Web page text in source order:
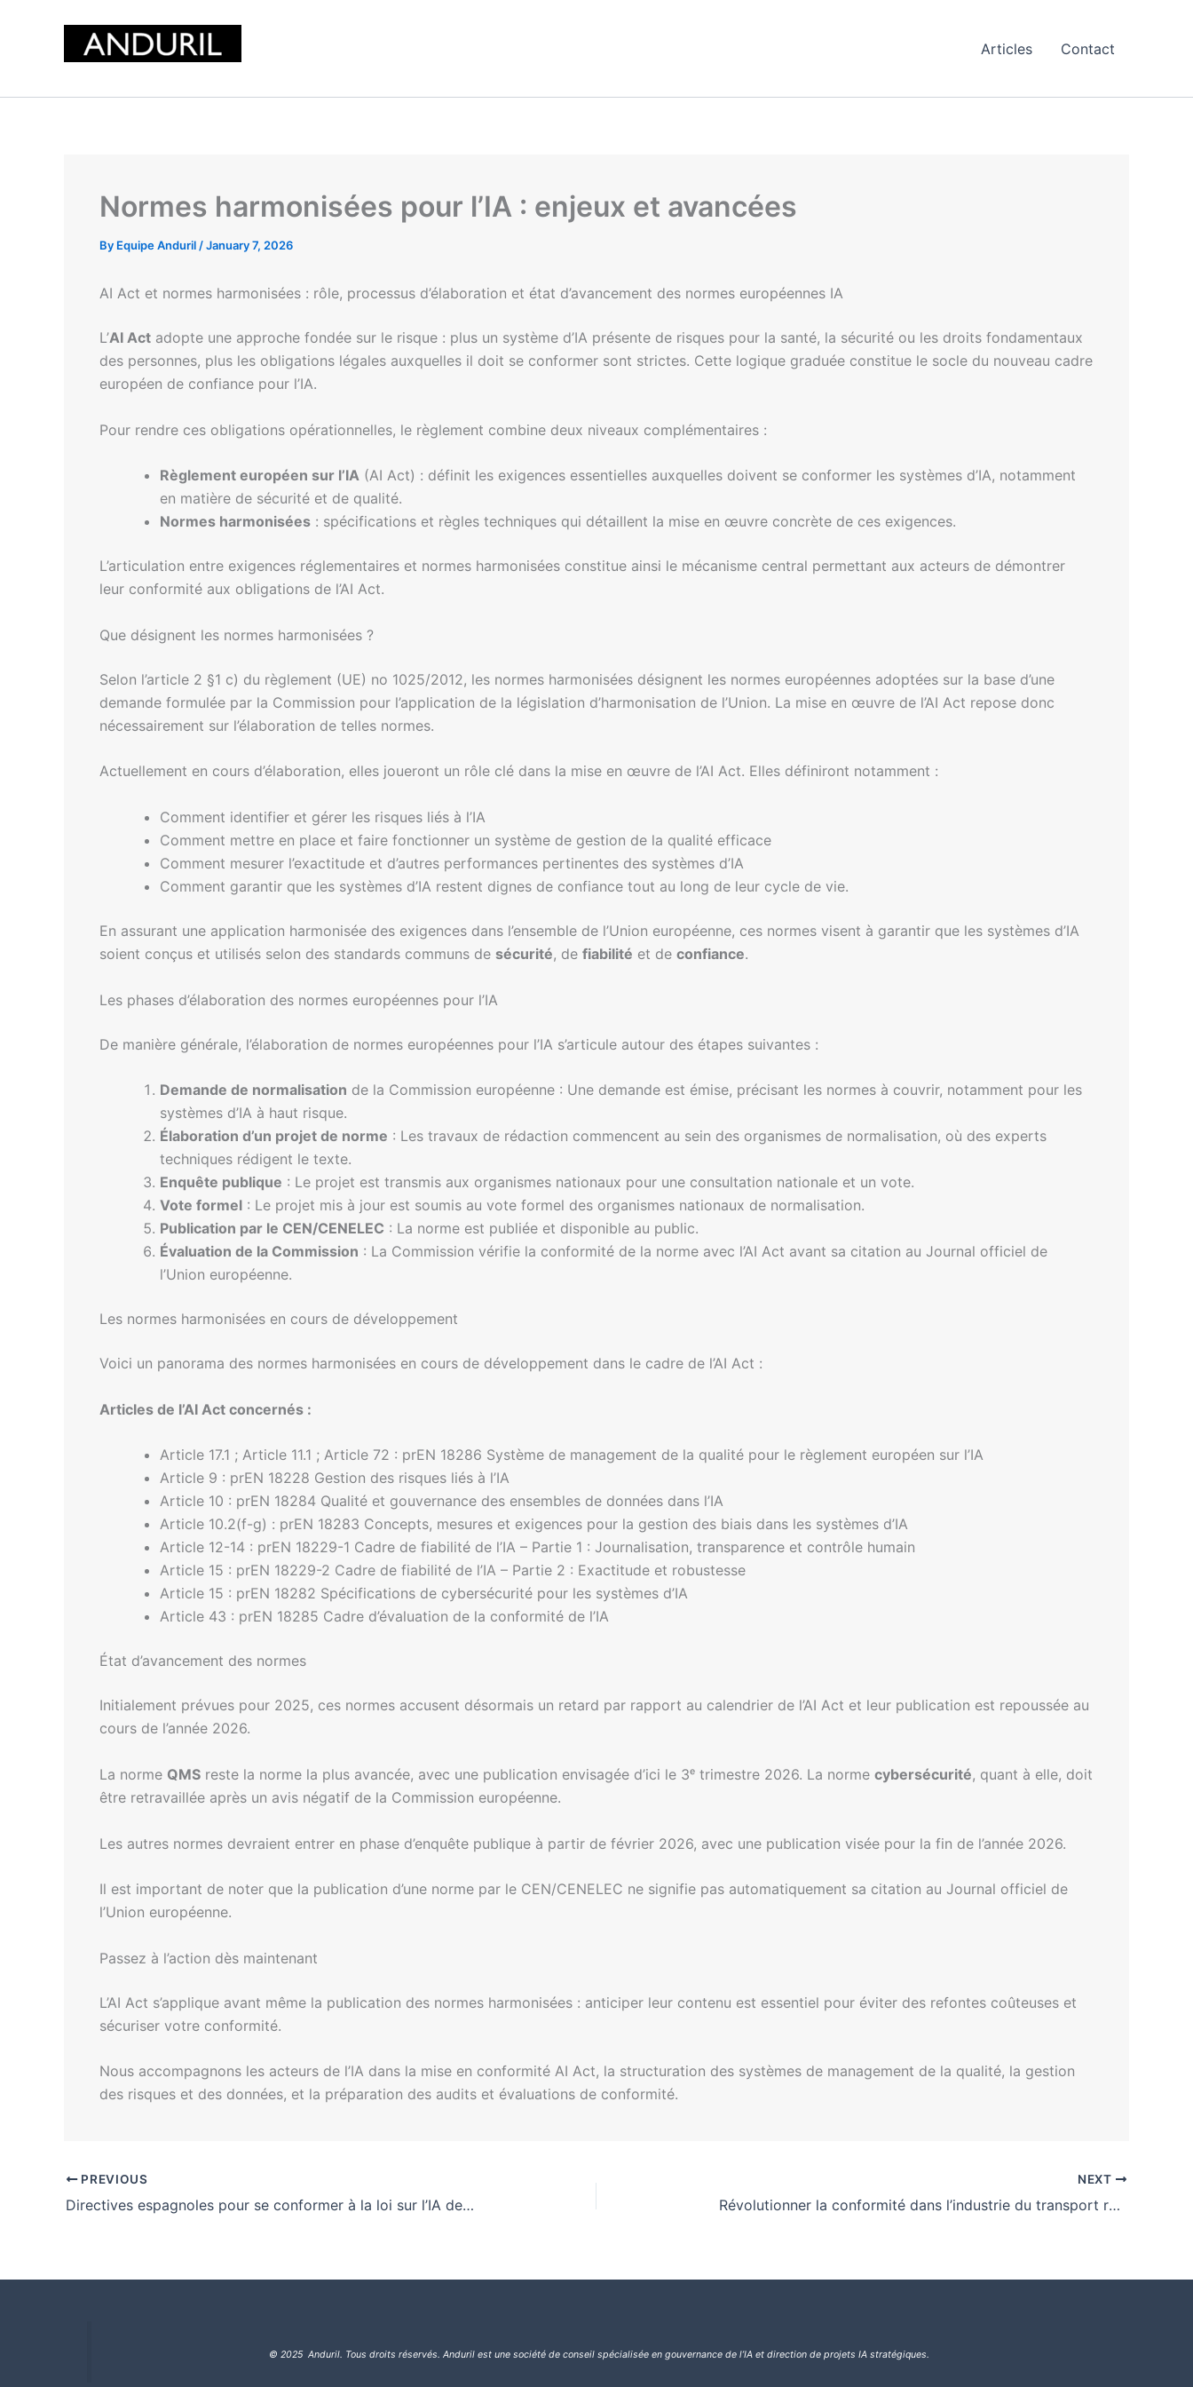
Articles Contact
Normes harmonisées pour l’IA : enjeux et avancées
By Equipe Anduril /January 7, 2026
AI Act et normes harmonisées : rôle, processus d’élaboration et état d’avancement des normes européennes IA
L’AI Act adopte une approche fondée sur le risque : plus un système d’IA présente de risques pour la santé, la sécurité ou les droits fondamentaux
des personnes, plus les obligations légales auxquelles il doit se conformer sont strictes. Cette logique graduée constitue le socle du nouveau cadre
européen de confiance pour l’IA.
Pour rendre ces obligations opérationnelles, le règlement combine deux niveaux complémentaires :
Règlement européen sur l’IA (AI Act) : définit les exigences essentielles auxquelles doivent se conformer les systèmes d’IA, notamment
en matière de sécurité et de qualité.
Normes harmonisées : spécifications et règles techniques qui détaillent la mise en œuvre concrète de ces exigences.
L’articulation entre exigences réglementaires et normes harmonisées constitue ainsi le mécanisme central permettant aux acteurs de démontrer
leur conformité aux obligations de l’AI Act.
Que désignent les normes harmonisées ?
Selon l’article 2 §1 c) du règlement (UE) no 1025/2012, les normes harmonisées désignent les normes européennes adoptées sur la base d’une
demande formulée par la Commission pour l’application de la législation d’harmonisation de l’Union. La mise en œuvre de l’AI Act repose donc
nécessairement sur l’élaboration de telles normes.
Actuellement en cours d’élaboration, elles joueront un rôle clé dans la mise en œuvre de l’AI Act. Elles définiront notamment :
Comment identifier et gérer les risques liés à l’IA
Comment mettre en place et faire fonctionner un système de gestion de la qualité efficace
Comment mesurer l’exactitude et d’autres performances pertinentes des systèmes d’IA
Comment garantir que les systèmes d’IA restent dignes de confiance tout au long de leur cycle de vie.
En assurant une application harmonisée des exigences dans l’ensemble de l’Union européenne, ces normes visent à garantir que les systèmes d’IA
soient conçus et utilisés selon des standards communs de sécurité, de fiabilité et de confiance.
Les phases d’élaboration des normes européennes pour l’IA
De manière générale, l’élaboration de normes européennes pour l’IA s’articule autour des étapes suivantes :
Demande de normalisation de la Commission européenne : Une demande est émise, précisant les normes à couvrir, notamment pour les
systèmes d’IA à haut risque.
Élaboration d’un projet de norme : Les travaux de rédaction commencent au sein des organismes de normalisation, où des experts
techniques rédigent le texte.
Enquête publique : Le projet est transmis aux organismes nationaux pour une consultation nationale et un vote.
Vote formel : Le projet mis à jour est soumis au vote formel des organismes nationaux de normalisation.
Publication par le CEN/CENELEC : La norme est publiée et disponible au public.
Évaluation de la Commission : La Commission vérifie la conformité de la norme avec l’AI Act avant sa citation au Journal officiel de
l’Union européenne.
Les normes harmonisées en cours de développement
Voici un panorama des normes harmonisées en cours de développement dans le cadre de l’AI Act :
Articles de l’AI Act concernés :
Article 17.1 ; Article 11.1 ; Article 72 : prEN 18286 Système de management de la qualité pour le règlement européen sur l’IA
Article 9 : prEN 18228 Gestion des risques liés à l’IA
Article 10 : prEN 18284 Qualité et gouvernance des ensembles de données dans l’IA
Article 10.2(f-g) : prEN 18283 Concepts, mesures et exigences pour la gestion des biais dans les systèmes d’IA
Article 12-14 : prEN 18229-1 Cadre de fiabilité de l’IA – Partie 1 : Journalisation, transparence et contrôle humain
Article 15 : prEN 18229-2 Cadre de fiabilité de l’IA – Partie 2 : Exactitude et robustesse
Article 15 : prEN 18282 Spécifications de cybersécurité pour les systèmes d’IA
Article 43 : prEN 18285 Cadre d’évaluation de la conformité de l’IA
État d’avancement des normes
Initialement prévues pour 2025, ces normes accusent désormais un retard par rapport au calendrier de l’AI Act et leur publication est repoussée au
cours de l’année 2026.
La norme QMS reste la norme la plus avancée, avec une publication envisagée d’ici le 3ᵉ trimestre 2026. La norme cybersécurité, quant à elle, doit
être retravaillée après un avis négatif de la Commission européenne.
Les autres normes devraient entrer en phase d’enquête publique à partir de février 2026, avec une publication visée pour la fin de l’année 2026.
Il est important de noter que la publication d’une norme par le CEN/CENELEC ne signifie pas automatiquement sa citation au Journal officiel de
l’Union européenne.
Passez à l’action dès maintenant
L’AI Act s’applique avant même la publication des normes harmonisées : anticiper leur contenu est essentiel pour éviter des refontes coûteuses et
sécuriser votre conformité.
Nous accompagnons les acteurs de l’IA dans la mise en conformité AI Act, la structuration des systèmes de management de la qualité, la gestion
des risques et des données, et la préparation des audits et évaluations de conformité.
PREVIOUS
Directives espagnoles pour se conformer à la loi sur l’IA de l’UE
NEXT
Révolutionner la conformité dans l’industrie du transport routier grâce à l’IA
© 2025 Anduril. Tous droits réservés. Anduril est une société de conseil spécialisée en gouvernance de l’IA et direction de projets IA stratégiques.